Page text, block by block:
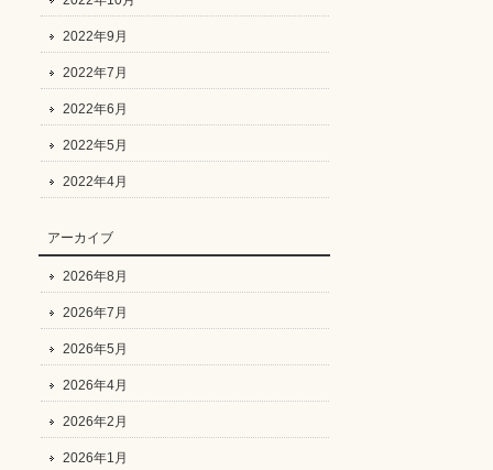
2022年9月
2022年7月
2022年6月
2022年5月
2022年4月
アーカイブ
2026年8月
2026年7月
2026年5月
2026年4月
2026年2月
2026年1月